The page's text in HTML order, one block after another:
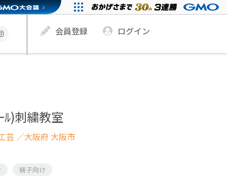
会員登録 ログイン
)刺繍教室
芸 ／大阪府 大阪市
親子向け